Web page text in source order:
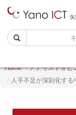
矢
Home アナリストオピ
人手不足が深刻化す